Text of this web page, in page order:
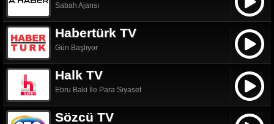
Sabah Ajansı
Habertürk TV
Gün Başlıyor
Halk TV
Ebru Baki İle Para Siyaset
Sözcü TV